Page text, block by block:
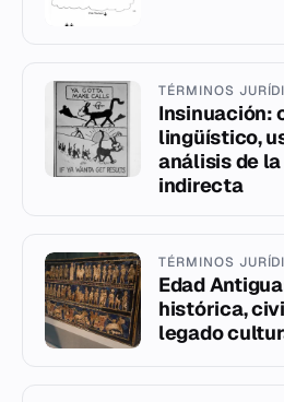
TÉRMINOS
Insinuación:
lingüístico,
análisis de
indirecta
TÉRMINOS
Edad
histórica,
legado